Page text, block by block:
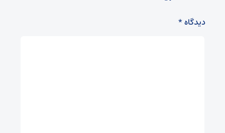
دیدگاه*